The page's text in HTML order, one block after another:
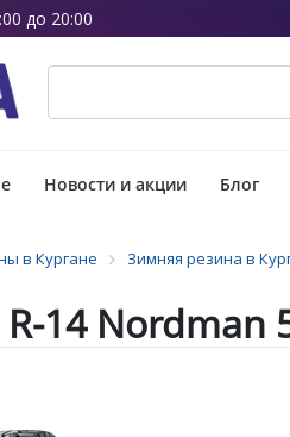
до 20:00
Новости и акции Блог
в Кургане Зимняя резина в
14 Nordman